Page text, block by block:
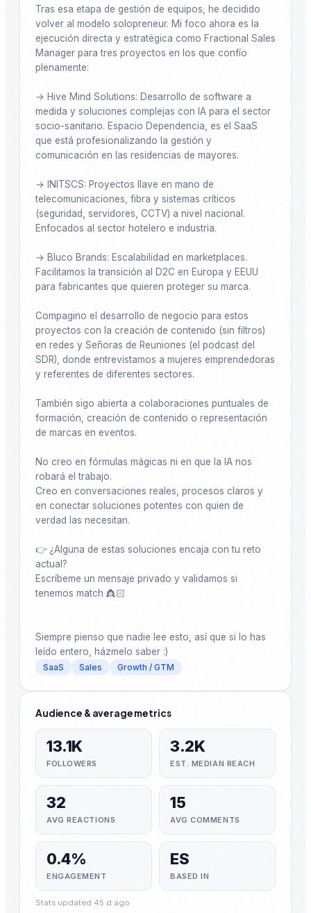
Tras esa etapa de gestión de equipos, he decidido
volver al modelo solopreneur. Mi foco ahora es la
ejecución directa y estratégica como Fractional Sales
Manager para tres proyectos en los que confío
plenamente:
→ Hive Mind Solutions: Desarrollo de software a
medida y soluciones complejas con IA para el sector
socio-sanitario. Espacio Dependencia, es el SaaS
que está profesionalizando la gestión y
comunicación en las residencias de mayores.
→ INITSCS: Proyectos llave en mano de
telecomunicaciones, fibra y sistemas críticos
(seguridad, servidores, CCTV) a nivel nacional.
Enfocados al sector hotelero e industria.
→ Bluco Brands: Escalabilidad en marketplaces.
Facilitamos la transición al D2C en Europa y EEUU
para fabricantes que quieren proteger su marca.
Compagino el desarrollo de negocio para estos
proyectos con la creación de contenido (sin filtros)
en redes y Señoras de Reuniones (el podcast del
SDR), donde entrevistamos a mujeres emprendedoras
y referentes de diferentes sectores.
También sigo abierta a colaboraciones puntuales de
formación, creación de contenido o representación
de marcas en eventos.
No creo en fórmulas mágicas ni en que la IA nos
robará el trabajo.
Creo en conversaciones reales, procesos claros y
en conectar soluciones potentes con quien de
verdad las necesitan.
👉 ¿Alguna de estas soluciones encaja con tu reto
actual?
Escríbeme un mensaje privado y validamos si
tenemos match 👸🏻
Siempre pienso que nadie lee esto, así que si lo has
leído entero, házmelo saber :)
SaaS Sales Growth / GTM
Audience & average metrics
13.1K
FOLLOWERS
3.2K
EST. MEDIAN REACH
32
AVG REACTIONS
15
AVG COMMENTS
0.4%
ENGAGEMENT
ES
BASED IN
Stats updated 45 d ago